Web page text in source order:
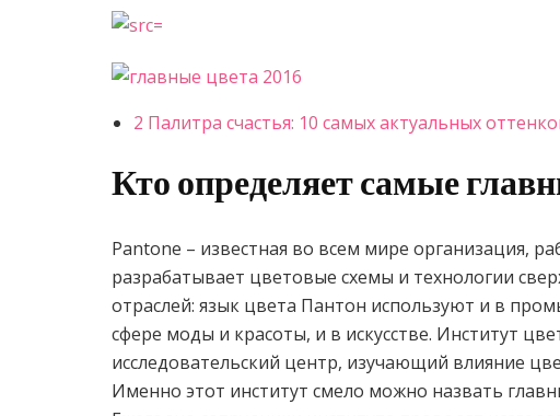
2 Палитра счастья: 10 самых актуальных
Кто определяет самые
Pantone – известная во всем мире организация,
разрабатывает цветовые схемы и технологии
отраслей: язык цвета Пантон используют и в
сфере моды и красоты, и в искусстве. Институт
исследовательский центр, изучающий влияние
Именно этот институт смело можно назвать